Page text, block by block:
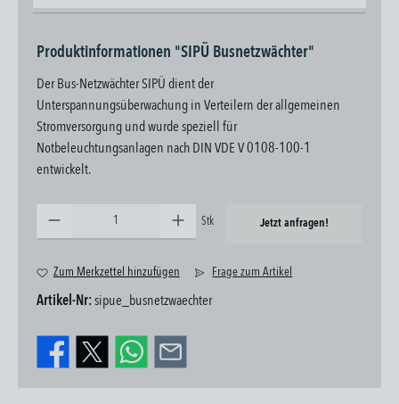
Produktinformationen "SIPÜ Busnetzwächter"
Der Bus-Netzwächter SIPÜ dient der
Unterspannungsüberwachung in Verteilern der allgemeinen
Stromversorgung und wurde speziell für
Notbeleuchtungsanlagen nach DIN VDE V 0108-100-1
entwickelt.
Stk Jetzt anfragen!
Zum Merkzettel hinzufügen Frage zum Artikel
Artikel-Nr:sipue_busnetzwaechter